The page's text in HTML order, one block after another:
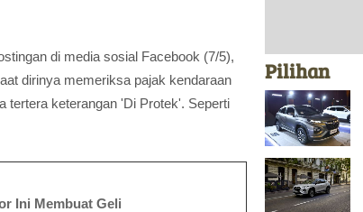
di media sosial Facebook (7/5),
dirinya memeriksa pajak kendaraan
tertera keterangan 'Di Protek'. Seperti
Ini Membuat Geli
Pilihan